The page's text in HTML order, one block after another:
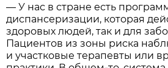
— У нас в стране есть
диспансеризации, которая
здоровых людей, так и для
Пациентов из зоны риска
и участковые терапевты или